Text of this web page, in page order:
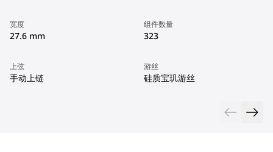
宽度
27.6 mm
组件数量
323
上弦
手动上链
游丝
硅质宝玑游丝